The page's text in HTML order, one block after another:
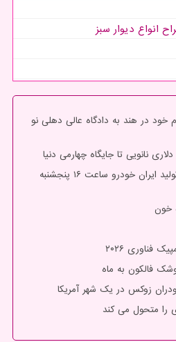
انواع دیوار سبز
خود در هند به دادگاه عالی دهلی نو
ثبت نام در طرح مشارکت در تولید ایران خودرو ساعت ۱۶ پنجشنبه
خون
فناوری ۲۰۲۶
فالکون به ماه
زوکس در یک شهر آمریکا
متحول می کند